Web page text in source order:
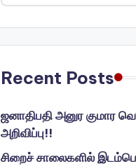
Recent Posts
ஜனாதிபதி அனுர குமார
அறிவிப்பு!!
சிறைச் சாலைகளில்